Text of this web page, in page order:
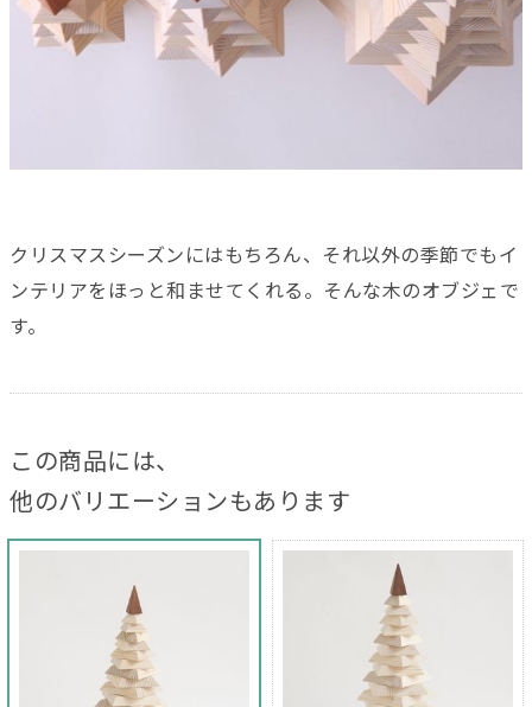
クリスマスシーズンにはもちろん、それ以外の季節でもイ
ンテリアをほっと和ませてくれる。そんな木のオブジェで
す。
この商品には、
他のバリエーションもあります